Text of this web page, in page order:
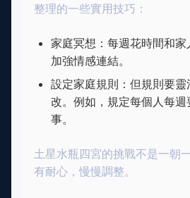
整理的一些實用技巧：
家庭冥想：每週花時間和
加強情感連結。
設定家庭規則：但規則要
改。例如，規定每個人每
事。
土星水瓶四宮的挑戰不是一朝
有耐心，慢慢調整。